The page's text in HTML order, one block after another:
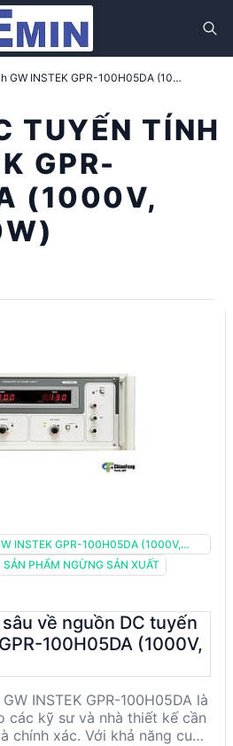
Nguồn DC tuyến tính GW INSTEK GPR-100H05DA (1000V, 0.5A, 500W)
TUYẾN TÍNH
GPR-
(1000V,
INSTEK GPR-100H05DA (1000V,
SẢN PHẨM NGỪNG SẢN XUẤT
về nguồn DC tuyến
100H05DA (1000V,
INSTEK GPR-100H05DA là
các kỹ sư và nhà thiết kế cần
chính xác. Với khả năng cung